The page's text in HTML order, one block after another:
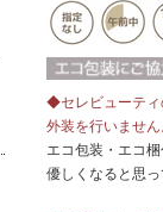
◆セレビューティ
外装を行いません
エコ包装・エコ
優しくなると思っ